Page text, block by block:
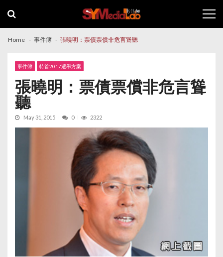
navigation
content
Home 事件簿 張曉明：票債票償非危言聳聽
事件簿 特首2017選舉方案
張曉明：票債票償非危言聳
聽
May 31, 2015 0 2322